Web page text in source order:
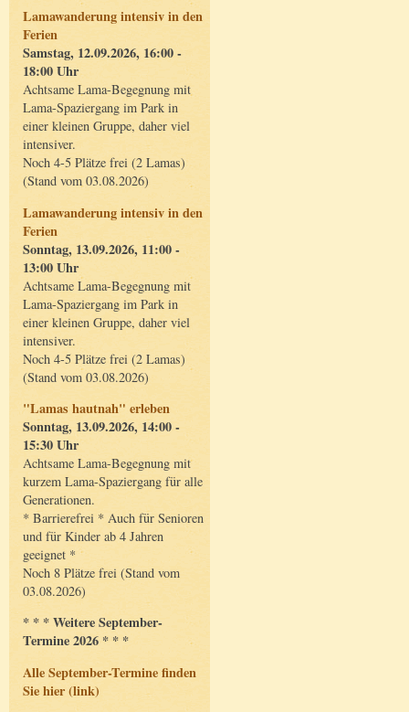
Lamawanderung intensiv in den
Ferien
Samstag, 12.09.2026, 16:00 -
18:00 Uhr
Achtsame Lama-Begegnung mit
Lama-Spaziergang im Park in
einer kleinen Gruppe, daher viel
intensiver.
Noch 4-5 Plätze frei (2 Lamas)
(Stand vom 03.08.2026)
Lamawanderung intensiv in den
Ferien
Sonntag, 13.09.2026, 11:00 -
13:00 Uhr
Achtsame Lama-Begegnung mit
Lama-Spaziergang im Park in
einer kleinen Gruppe, daher viel
intensiver.
Noch 4-5 Plätze frei (2 Lamas)
(Stand vom 03.08.2026)
"Lamas hautnah" erleben
Sonntag, 13.09.2026, 14:00 -
15:30 Uhr
Achtsame Lama-Begegnung mit
kurzem Lama-Spaziergang für alle
Generationen.
* Barrierefrei * Auch für Senioren
und für Kinder ab 4 Jahren
geeignet *
Noch 8 Plätze frei (Stand vom
03.08.2026)
* * * Weitere September-
Termine 2026 * * *
Alle September-Termine finden
Sie hier (link)